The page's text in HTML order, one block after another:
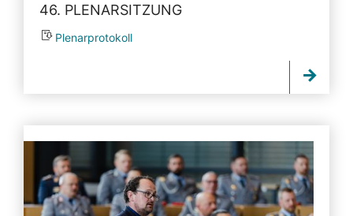
46. PLENARSITZUNG
Plenarprotokoll